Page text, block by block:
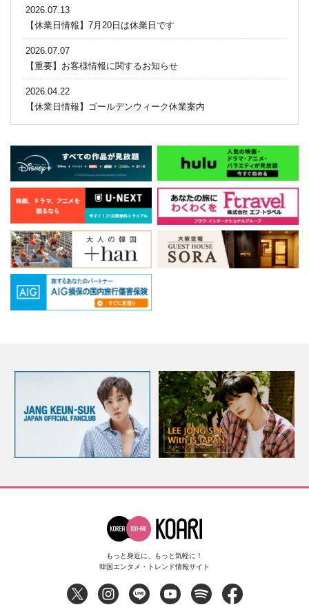
2026.07.13
【休業日情報】7月20日は休業日です
2026.07.07
【重要】お客様情報に関するお知らせ
2026.04.22
【休業日情報】ゴールデンウィーク休業案内
もっと身近に、もっと気軽に！
韓国エンタメ・トレンド情報サイト